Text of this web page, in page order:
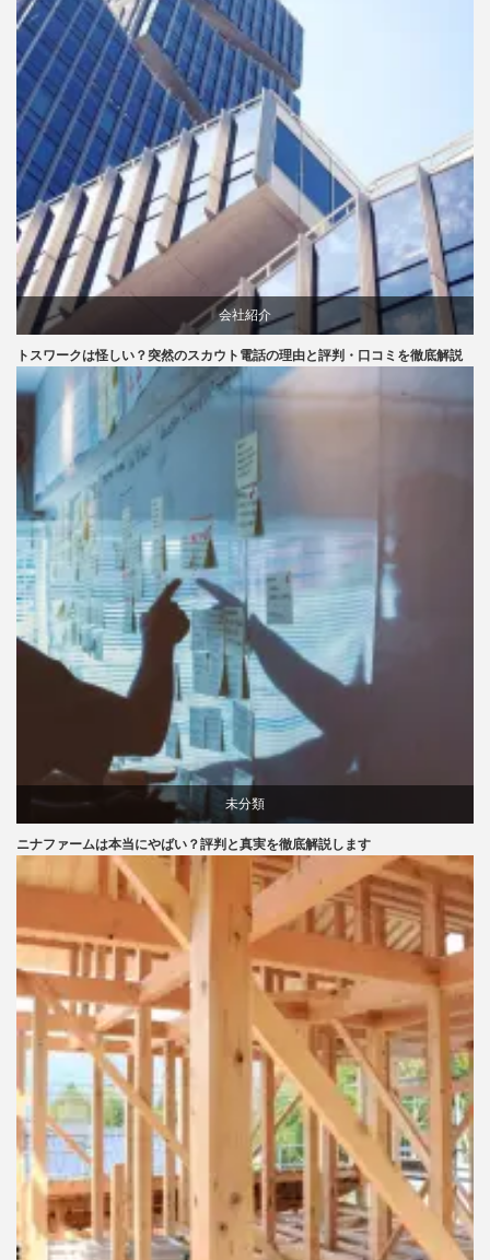
会社紹介
口コミ
トスワークは怪しい？突然のスカウト電話の理由と評判・口コミを徹底解説
未分類
ニナファームは本当にやばい？評判と真実を徹底解説します